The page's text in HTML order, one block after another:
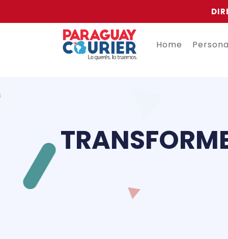
Home Persona